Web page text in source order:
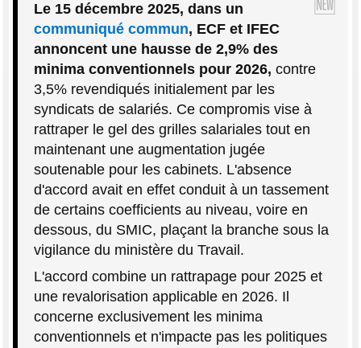
Le 15 décembre 2025, dans un
communiqué commun, ECF et IFEC
annoncent une hausse de 2,9% des
minima conventionnels pour 2026, contre
3,5% revendiqués initialement par les
syndicats de salariés. Ce compromis vise à
rattraper le gel des grilles salariales tout en
maintenant une augmentation jugée
soutenable pour les cabinets. L'absence
d'accord avait en effet conduit à un tassement
de certains coefficients au niveau, voire en
dessous, du SMIC, plaçant la branche sous la
vigilance du ministère du Travail.
L'accord combine un rattrapage pour 2025 et
une revalorisation applicable en 2026. Il
concerne exclusivement les minima
conventionnels et n'impacte pas les politiques